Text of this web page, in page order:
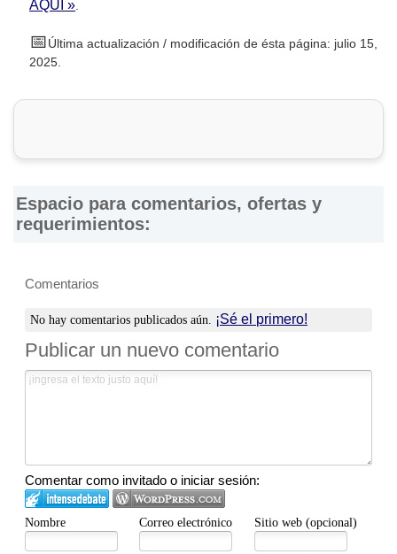
AQUÍ »
📅Última actualización / modificación de ésta página: julio 15,
2025.
Espacio para comentarios, ofertas y
requerimientos:
Comentarios
No hay comentarios publicados aún. ¡Sé el primero!
Publicar un nuevo comentario
Comentar como invitado o iniciar sesión:
Nombre Correo electrónico Sitio web (opcional)